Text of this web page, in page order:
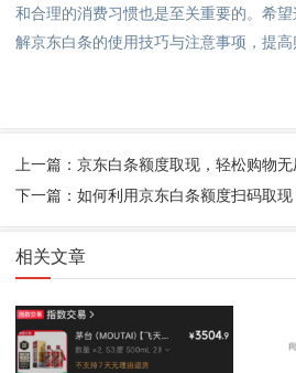
和合理的消费习惯也是至关重要的。希
解京东白条的使用技巧与注意事项，提高
上一篇：京东白条额度取现，轻松购物无
下一篇：如何利用京东白条额度扫码取现
相关文章